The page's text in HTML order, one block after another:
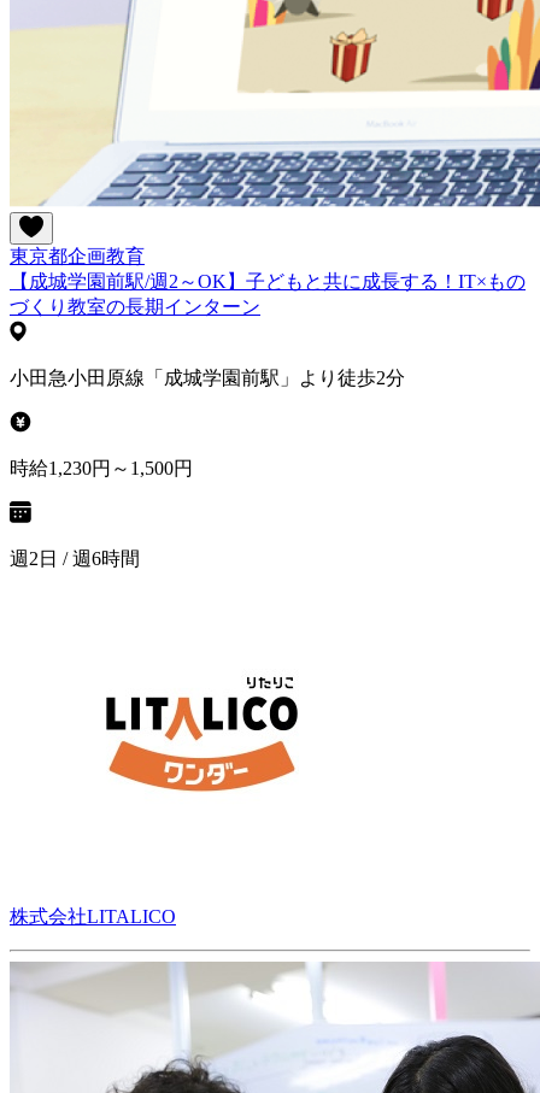
東京都企画教育
【成城学園前駅/週2～OK】子どもと共に成長する！IT×もの
づくり教室の長期インターン
小田急小田原線「成城学園前駅」より徒歩2分
時給1,230円～1,500円
週2日 / 週6時間
株式会社LITALICO